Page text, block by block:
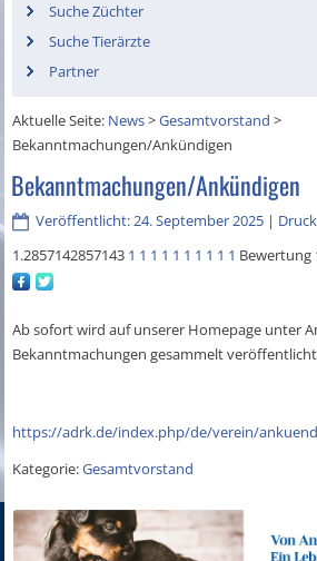
Suche Züchter
Suche Tierärzte
Partner
Aktuelle Seite: News>Gesamtvorstand >
Bekanntmachungen/Ankündigen
Bekanntmachungen/Ankündigen
Veröffentlicht: 24. September 2025 |
1.2857142857143 1 1 1 1 1 1 1 1 1 1 Bewertung
Ab sofort wird auf unserer Homepage unter
Bekanntmachungen gesammelt
https://adrk.de/index.php/de/verein/
Kategorie:Gesamtvorstand